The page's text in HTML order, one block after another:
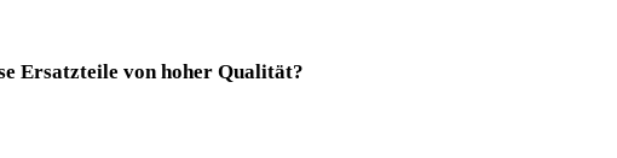
Ersatzteile von hoher Qualität?